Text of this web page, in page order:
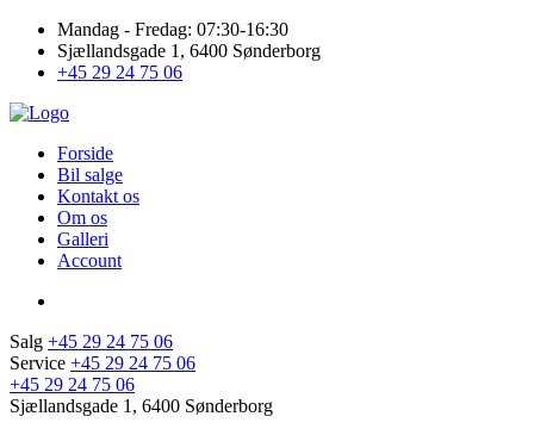
Mandag - Fredag: 07:30-16:30
Sjællandsgade 1, 6400 Sønderborg
+45 29 24 75 06
Forside
Bil salge
Kontakt os
Om os
Galleri
Account
Salg +45 29 24 75 06
Service +45 29 24 75 06
+45 29 24 75 06
Sjællandsgade 1, 6400 Sønderborg